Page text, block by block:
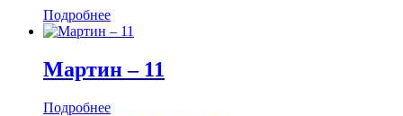
Подробнее
Мартин ‒ 11
Подробнее